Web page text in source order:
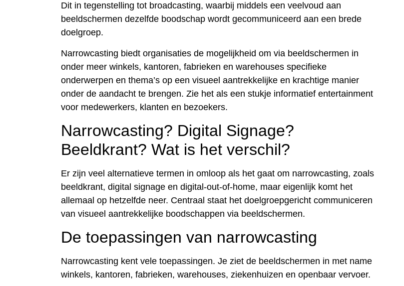
Dit in tegenstelling tot broadcasting, waarbij middels een veelvoud aan
beeldschermen dezelfde boodschap wordt gecommuniceerd aan een brede
doelgroep.
Narrowcasting biedt organisaties de mogelijkheid om via beeldschermen in
onder meer winkels, kantoren, fabrieken en warehouses specifieke
onderwerpen en thema’s op een visueel aantrekkelijke en krachtige manier
onder de aandacht te brengen. Zie het als een stukje informatief entertainment
voor medewerkers, klanten en bezoekers.
Narrowcasting? Digital Signage?
Beeldkrant? Wat is het verschil?
Er zijn veel alternatieve termen in omloop als het gaat om narrowcasting, zoals
beeldkrant, digital signage en digital-out-of-home, maar eigenlijk komt het
allemaal op hetzelfde neer. Centraal staat het doelgroepgericht communiceren
van visueel aantrekkelijke boodschappen via beeldschermen.
De toepassingen van narrowcasting
Narrowcasting kent vele toepassingen. Je ziet de beeldschermen in met name
winkels, kantoren, fabrieken, warehouses, ziekenhuizen en openbaar vervoer.